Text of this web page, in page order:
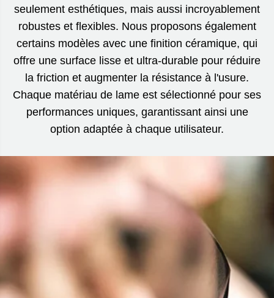
seulement esthétiques, mais aussi incroyablement
robustes et flexibles. Nous proposons également
certains modèles avec une finition céramique, qui
offre une surface lisse et ultra-durable pour réduire
la friction et augmenter la résistance à l'usure.
Chaque matériau de lame est sélectionné pour ses
performances uniques, garantissant ainsi une
option adaptée à chaque utilisateur.